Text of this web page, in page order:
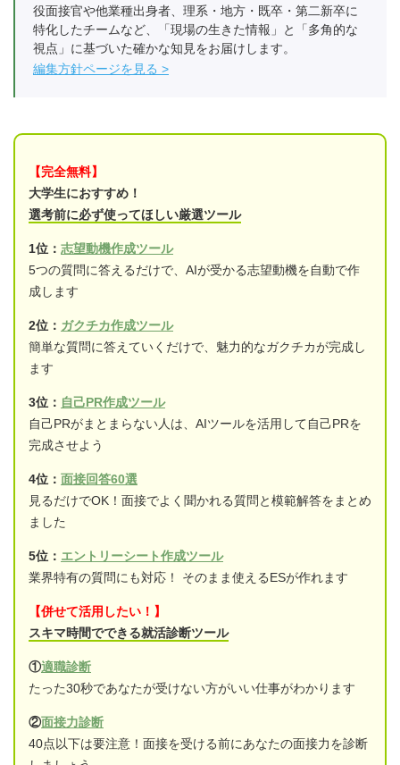
役面接官や他業種出身者、理系・地方・既卒・第二新卒に
特化したチームなど、「現場の生きた情報」と「多角的な
視点」に基づいた確かな知見をお届けします。
編集方針ページを見る
【完全無料】
大学生におすすめ！
選考前に必ず使ってほしい厳選ツール
1位： 志望動機作成ツール
5つの質問に答えるだけで、AIが受かる志望動機を自動で作
成します
2位： ガクチカ作成ツール
簡単な質問に答えていくだけで、魅力的なガクチカが完成し
ます
3位： 自己PR作成ツール
自己PRがまとまらない人は、AIツールを活用して自己PRを
完成させよう
4位： 面接回答60選
見るだけでOK！面接でよく聞かれる質問と模範解答をまとめ
ました
5位： エントリーシート作成ツール
業界特有の質問にも対応！ そのまま使えるESが作れます
【併せて活用したい！】
スキマ時間でできる就活診断ツール
①適職診断
たった30秒であなたが受けない方がいい仕事がわかります
②面接力診断
40点以下は要注意！面接を受ける前にあなたの面接力を診断